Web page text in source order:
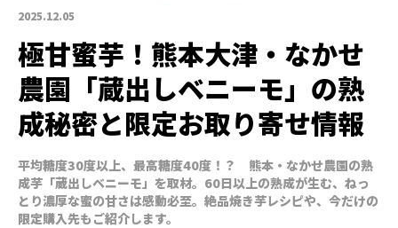
2025.12.05
極甘蜜芋！熊本大津・なかせ
農園「蔵出しベニーモ」の熟
成秘密と限定お取り寄せ情報
平均糖度30度以上、最高糖度40度！？ 熊本・なかせ農園の熟
成芋「蔵出しベニーモ」を取材。60日以上の熟成が生む、ねっ
とり濃厚な蜜の甘さは感動必至。絶品焼き芋レシピや、今だけの
限定購入先もご紹介します。